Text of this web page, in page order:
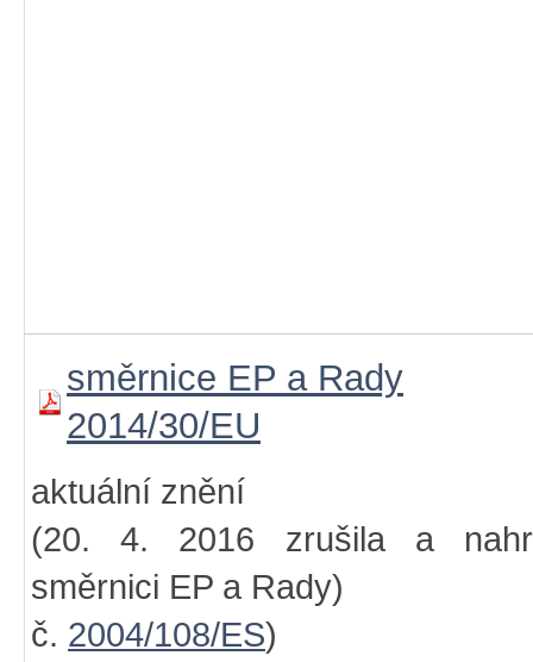
směrnice EP a Rady
2014/30/EU
aktuální znění
(20. 4. 2016 zrušila a
směrnici EP a Rady)
č. 2004/108/ES)